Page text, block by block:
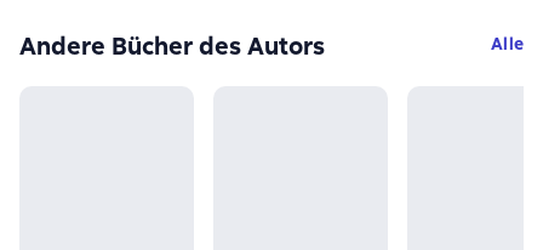
Andere Bücher des Autors Alle